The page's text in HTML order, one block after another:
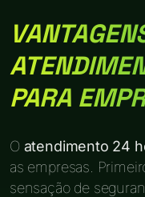
PARA
O atendimento 24
as empresas.
sensação de